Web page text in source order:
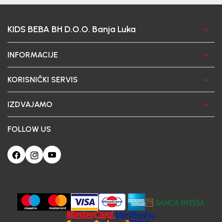
KIDS BEBA BH D.O.O. Banja Luka
INFORMACIJE
KORISNIČKI SERVIS
IZDVAJAMO
FOLLOW US
Ova web-stranica koristi kolačiće
Poštovani korisniče, naš sajt koristi cookies (kolačiće) u cilju poboljšanja